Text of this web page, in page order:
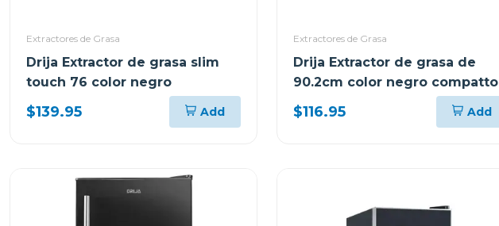
Extractores de Grasa
Drija Extractor de grasa slim
touch 76 color negro
$139.95 Add
Extractores de Grasa
Drija Extractor de grasa de
90.2cm color negro compatto
$116.95 Add